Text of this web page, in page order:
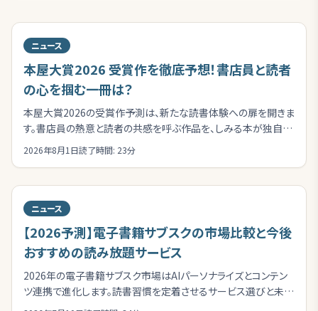
ニュース
本屋大賞2026 受賞作を徹底予想！書店員と読者
の心を掴む一冊は？
本屋大賞2026の受賞作予測は、新たな読書体験への扉を開きま
す。書店員の熱意と読者の共感を呼ぶ作品を、しみる本が独自の
視点で深く掘り下げて解説。
2026年8月1日読了時間: 23分
ニュース
【2026予測】電子書籍サブスクの市場比較と今後
おすすめの読み放題サービス
2026年の電子書籍サブスク市場はAIパーソナライズとコンテン
ツ連携で進化します。読書習慣を定着させるサービス選びと未来
の読書体験を、水野由香が解説します。